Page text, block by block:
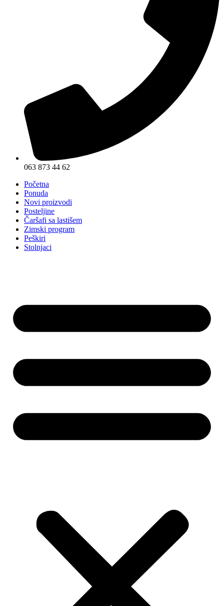
063 873 44 62
Početna
Ponuda
Novi proizvodi
Posteljine
Čaršafi sa lastišem
Zimski program
Peškiri
Stolnjaci